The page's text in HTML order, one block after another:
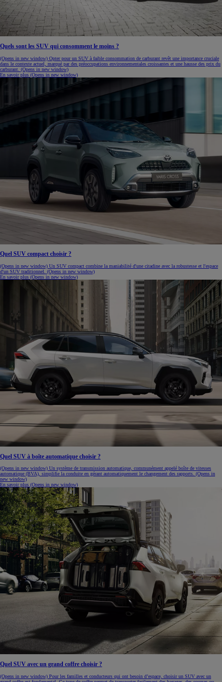
Quels sont les SUV qui consomment le moins ?
(Opens in new window) Opter pour un SUV à faible consommation de carburant revêt une importance cruciale
dans le contexte actuel, marqué par des préoccupations environnementales croissantes et une hausse des prix du
carburant. (Opens in new window)
En savoir plus (Opens in new window)
Quel SUV compact choisir ?
(Opens in new window) Un SUV compact combine la maniabilité d'une citadine avec la robustesse et l'espace
d'un SUV traditionnel. (Opens in new window)
En savoir plus (Opens in new window)
Quel SUV à boîte automatique choisir ?
(Opens in new window) Un système de transmission automatique, communément appelé boîte de vitesses
automatique (BVA), simplifie la conduite en gérant automatiquement le changement des rapports. (Opens in
new window)
En savoir plus (Opens in new window)
Quel SUV avec un grand coffre choisir ?
(Opens in new window) Pour les familles et conducteurs qui ont besoin d’espace, choisir un SUV avec un